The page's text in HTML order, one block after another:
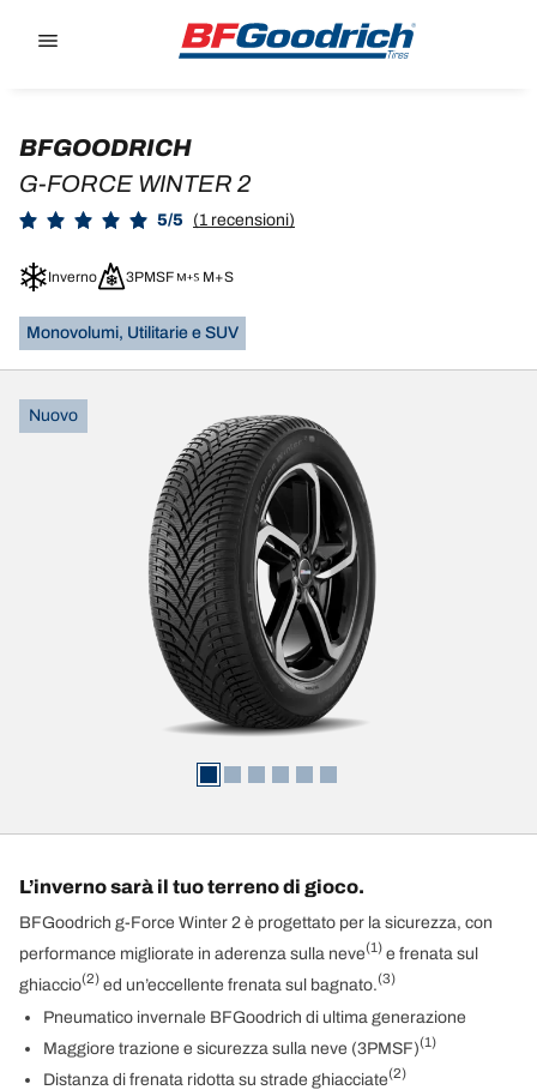
Nuovo
BFGOODRICH
G-FORCE WINTER 2
5/5 (1 recensioni)
Inverno 3PMSF M+S
Monovolumi, Utilitarie e SUV
L’inverno sarà il tuo terreno di gioco.
BFGoodrich g-Force Winter 2 è progettato per la sicurezza, con
performance migliorate in aderenza sulla neve(1) e frenata sul
ghiaccio(2) ed un’eccellente frenata sul bagnato.(3)
Pneumatico invernale BFGoodrich di ultima generazione
Maggiore trazione e sicurezza sulla neve (3PMSF)(1)
Distanza di frenata ridotta su strade ghiacciate(2)